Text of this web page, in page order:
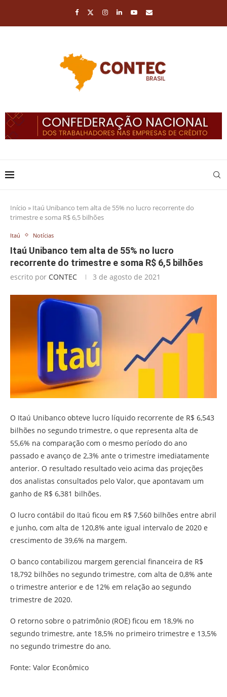
Início » Itaú Unibanco tem alta de 55% no lucro recorrente do
trimestre e soma R$ 6,5 bilhões
Itaú Notícias
Itaú Unibanco tem alta de 55% no lucro
recorrente do trimestre e soma R$ 6,5 bilhões
escrito por CONTEC 3 de agosto de 2021
O Itaú Unibanco obteve lucro líquido recorrente de R$ 6,543
bilhões no segundo trimestre, o que representa alta de
55,6% na comparação com o mesmo período do ano
passado e avanço de 2,3% ante o trimestre imediatamente
anterior. O resultado resultado veio acima das projeções
dos analistas consultados pelo Valor, que apontavam um
ganho de R$ 6,381 bilhões.
O lucro contábil do Itaú ficou em R$ 7,560 bilhões entre abril
e junho, com alta de 120,8% ante igual intervalo de 2020 e
crescimento de 39,6% na margem.
O banco contabilizou margem gerencial financeira de R$
18,792 bilhões no segundo trimestre, com alta de 0,8% ante
o trimestre anterior e de 12% em relação ao segundo
trimestre de 2020.
O retorno sobre o patrimônio (ROE) ficou em 18,9% no
segundo trimestre, ante 18,5% no primeiro trimestre e 13,5%
no segundo trimestre do ano.
Fonte: Valor Econômico